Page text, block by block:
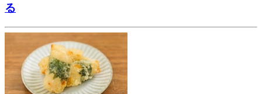
る